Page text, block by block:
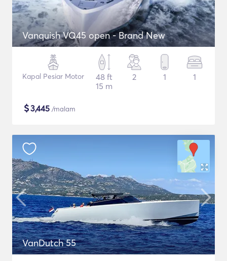
Vanquish VQ45 open - Brand New
Kapal Pesiar Motor
48 ft
15 m
2 1 1
$3,445 /malam
VanDutch 55